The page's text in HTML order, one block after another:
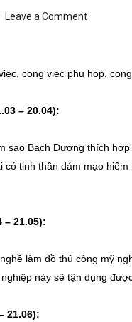
Leave a Comment
– 20.04):
sao Bạch Dương thích
có tinh thần dám mạo
– 21.05):
làm đồ thủ công mỹ
này sẽ tận dụng
21.06):